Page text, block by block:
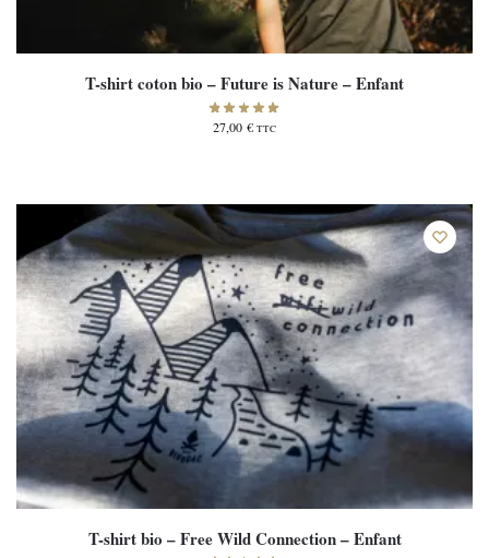
T-shirt coton bio – Future is Nature – Enfant
27,00 € TTC
T-shirt bio – Free Wild Connection – Enfant